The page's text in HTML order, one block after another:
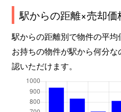
駅からの距離×売却価
駅からの距離別で物件の平均
お持ちの物件が駅から何分
認いただけます。